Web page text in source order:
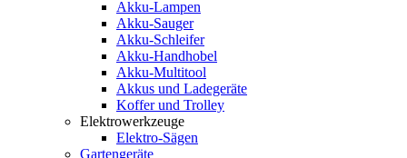
Akku-Lampen
Akku-Sauger
Akku-Schleifer
Akku-Handhobel
Akku-Multitool
Akkus und Ladegeräte
Koffer und Trolley
Elektrowerkzeuge
Elektro-Sägen
Gartengeräte